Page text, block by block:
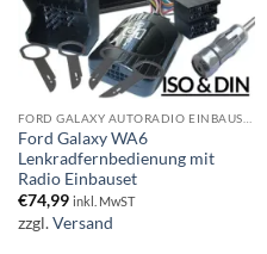
Ford Galaxy WA6
Lenkradfernbedienung mit
Radio Einbauset
€74,99 inkl. MwST
zzgl.Versand